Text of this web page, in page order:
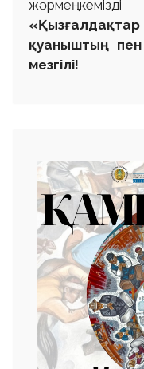
«Қызғалдақтар
қуаныштың
мезгілі!